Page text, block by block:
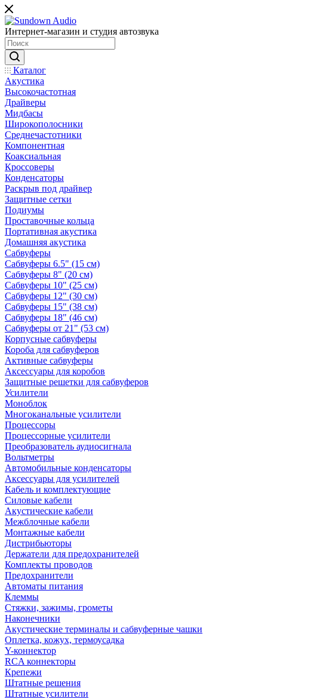
Интернет-магазин и студия автозвука
Каталог
Акустика
Высокочастотная
Драйверы
Мидбасы
Широкополосники
Среднечастотники
Компонентная
Коаксиальная
Кроссоверы
Конденсаторы
Раскрыв под драйвер
Защитные сетки
Подиумы
Проставочные кольца
Портативная акустика
Домашняя акустика
Сабвуферы
Сабвуферы 6.5" (15 см)
Сабвуферы 8" (20 см)
Сабвуферы 10" (25 см)
Сабвуферы 12" (30 см)
Сабвуферы 15" (38 см)
Сабвуферы 18" (46 см)
Сабвуферы от 21" (53 см)
Корпусные сабвуферы
Короба для сабвуферов
Активные сабвуферы
Аксессуары для коробов
Защитные решетки для сабвуферов
Усилители
Моноблок
Многоканальные усилители
Процессоры
Процессорные усилители
Преобразователь аудиосигнала
Вольтметры
Автомобильные конденсаторы
Аксессуары для усилителей
Кабель и комплектующие
Силовые кабели
Акустические кабели
Межблочные кабели
Монтажные кабели
Дистрибьюторы
Держатели для предохранителей
Комплекты проводов
Предохранители
Автоматы питания
Клеммы
Стяжки, зажимы, грометы
Наконечники
Акустические терминалы и сабвуферные чашки
Оплетка, кожух, термоусадка
Y-коннектор
RCA коннекторы
Крепежи
Штатные решения
Штатные усилители